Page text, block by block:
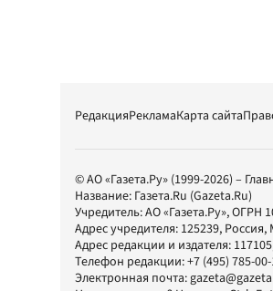
РедакцияРекламаКарта сайта
© АО «Газета.Ру» (1999-2026) –
Название: Газета.Ru (Gazeta.Ru)
Учредитель:АО «Газета.Ру», ОГРН
Адрес учредителя: 125239,
Адрес редакции и издателя: 117105
Телефон редакции:+7 (495) 785-
Электронная почта: